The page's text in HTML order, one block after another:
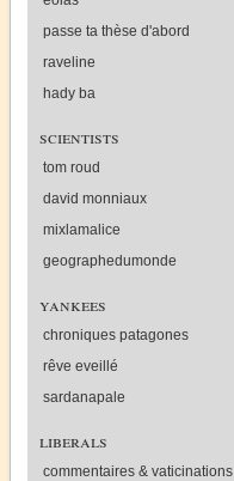
passe ta thèse d'abord
raveline
hady ba
scientists
tom roud
david monniaux
mixlamalice
geographedumonde
yankees
chroniques patagones
rêve eveillé
sardanapale
liberals
commentaires & vaticinations